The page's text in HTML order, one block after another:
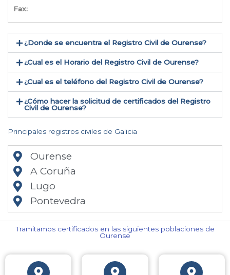
Fax:
¿Donde se encuentra el Registro Civil de Ourense​?
¿Cual es el Horario del Registro Civil de Ourense?
¿Cual es el teléfono del Registro Civil de Ourense​?
¿Cómo hacer la solicitud de certificados del Registro
Civil de Ourense​?
Principales registros civiles de Galicia
Ourense
A Coruña
Lugo
Pontevedra
Tramitamos certificados en las siguientes poblaciones de
Ourense​